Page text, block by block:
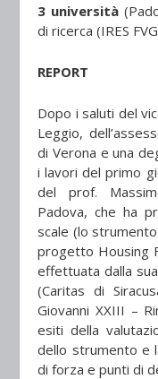
3 università
di ricerca (IRES
REPORT
Dopo i saluti del
Leggio,
di Verona e una
i lavori del primo
del prof.
Padova, che ha
scale (lo
progetto Housing
effettuata dalla
(Caritas di
Giovanni XXIII –
esiti della
dello strumento e
di forza e punti di